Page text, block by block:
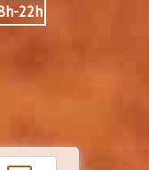
22h